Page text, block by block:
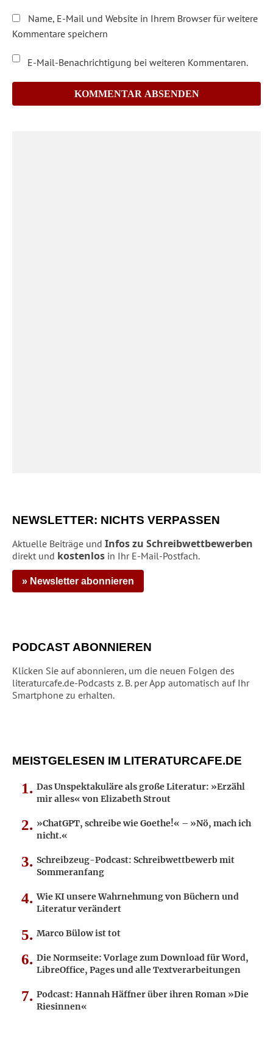
Name, E-Mail und Website in Ihrem Browser für weitere
Kommentare speichern
E-Mail-Benachrichtigung bei weiteren Kommentaren.
NEWSLETTER: NICHTS VERPASSEN
Aktuelle Beiträge und Infos zu Schreibwettbewerben
direkt und kostenlos in Ihr E-Mail-Postfach.
» Newsletter abonnieren
PODCAST ABONNIEREN
Klicken Sie auf abonnieren, um die neuen Folgen des
literaturcafe.de-Podcasts z. B. per App automatisch auf Ihr
Smartphone zu erhalten.
MEISTGELESEN IM LITERATURCAFE.DE
Das Unspektakuläre als große Literatur: »Erzähl
mir alles« von Elizabeth Strout
»ChatGPT, schreibe wie Goethe!« – »Nö, mach ich
nicht.«
Schreibzeug-Podcast: Schreibwettbewerb mit
Sommeranfang
Wie KI unsere Wahrnehmung von Büchern und
Literatur verändert
Marco Bülow ist tot
Die Normseite: Vorlage zum Download für Word,
LibreOffice, Pages und alle Textverarbeitungen
Podcast: Hannah Häffner über ihren Roman »Die
Riesinnen«